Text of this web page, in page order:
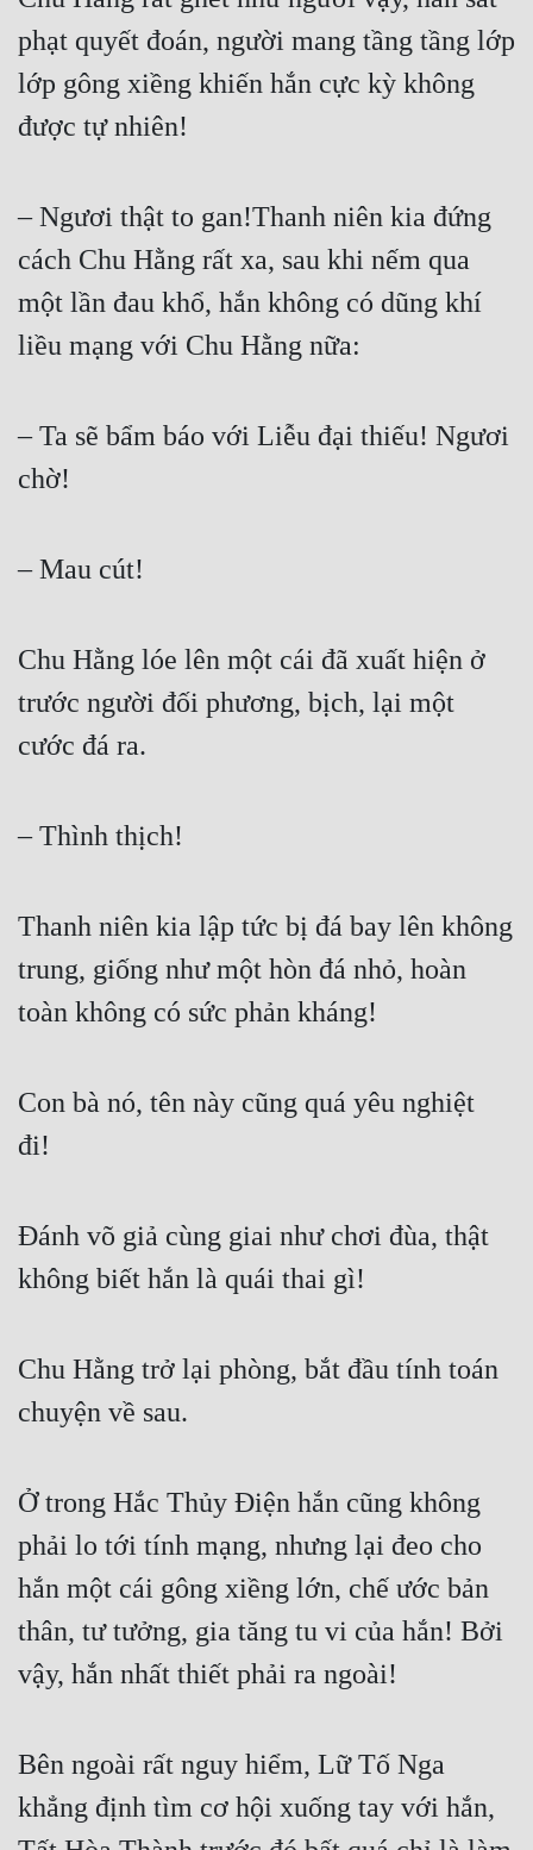
Đẹp
Đẹp Hiệp
Cơ Trí
Sát Phạt Quyết Đoán
Vô Sỉ
Điềm Đạm
phạt quyết đoán, người mang tầng tầng lớp
lớp gông xiềng khiến hắn cực kỳ không
được tự nhiên!
– Ngươi thật to gan!Thanh niên kia đứng
cách Chu Hằng rất xa, sau khi nếm qua
một lần đau khổ, hắn không có dũng khí
liều mạng với Chu Hằng nữa:
– Ta sẽ bẩm báo với Liễu đại thiếu! Ngươi
chờ!
– Mau cút!
Chu Hằng lóe lên một cái đã xuất hiện ở
trước người đối phương, bịch, lại một
cước đá ra.
– Thình thịch!
Thanh niên kia lập tức bị đá bay lên không
trung, giống như một hòn đá nhỏ, hoàn
toàn không có sức phản kháng!
Con bà nó, tên này cũng quá yêu nghiệt
đi!
Đánh võ giả cùng giai như chơi đùa, thật
không biết hắn là quái thai gì!
Chu Hằng trở lại phòng, bắt đầu tính toán
chuyện về sau.
Ở trong Hắc Thủy Điện hắn cũng không
phải lo tới tính mạng, nhưng lại đeo cho
hắn một cái gông xiềng lớn, chế ước bản
thân, tư tưởng, gia tăng tu vi của hắn! Bởi
vậy, hắn nhất thiết phải ra ngoài!
Bên ngoài rất nguy hiểm, Lữ Tố Nga
khẳng định tìm cơ hội xuống tay với hắn,